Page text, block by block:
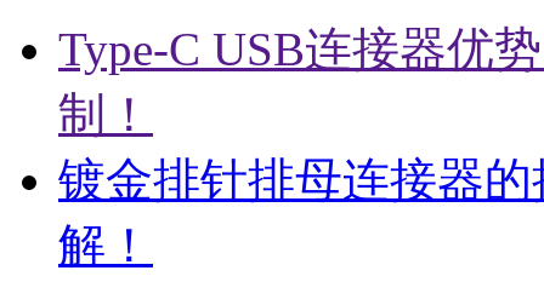
Type-C USB连接器优
制！
镀金排针排母连接器
解！